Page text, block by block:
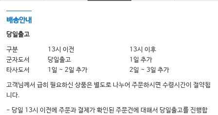
4 대기관리: 기다림의 심리학
5 최대 수용 능력에 대한 효과적인 대응
6 흐름을 개선하기 위한 혁신적인 전략
[부록 1] SCH 재난의학센터 응급실 행정 및 리더십 트레이닝 프로그램 강의
Chapter 3 대화록
Chapter 4. 운영 – 응급실 다양화
1 중독 관리 센터 및 의료 독성학
배송안내
당일출고
구분 13시 이전
13시 이후
군자도서
당일출고
1일 추가
타사도서
1일 ~ 2일 추가 2일 ~ 3일 추가
고객님께서 급히 필요하신 상품은 별도로 나누어 주문하시면 수령시간이 절약됩
니다.
- 당일 13시 이전에 주문과 결제가 확인된 주문건에 대해서 당일출고를 진행합